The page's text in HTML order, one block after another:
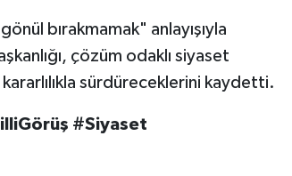
bırakmamak" anlayışıyla
çözüm odaklı siyaset
kararlılıkla sürdüreceklerini kaydetti.
#Siyaset